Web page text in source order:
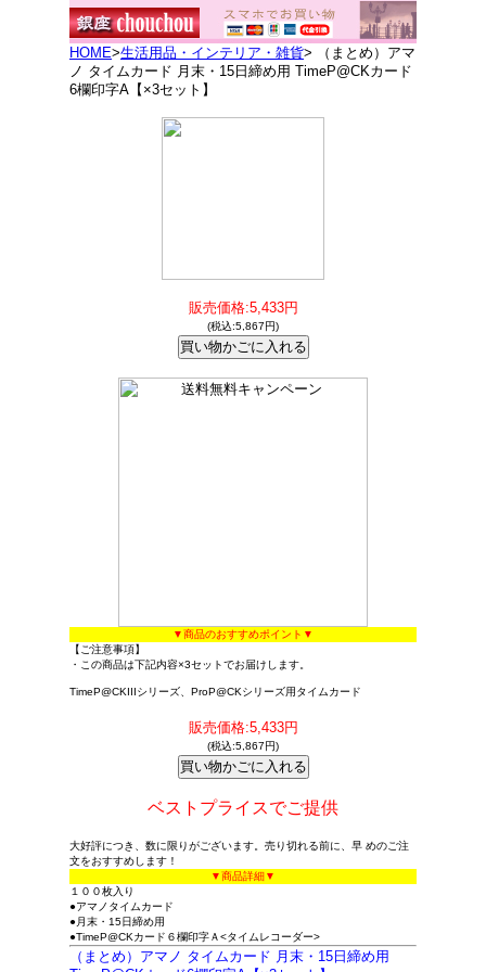
HOME>生活用品・インテリア・雑貨> （まとめ）アマ
ノ タイムカード 月末・15日締め用 TimeP@CKカード
6欄印字A【×3セット】
販売価格:5,433円
(税込:5,867円)
▼商品のおすすめポイント▼
【ご注意事項】
・この商品は下記内容×3セットでお届けします。
TimeP@CKIIIシリーズ、ProP@CKシリーズ用タイムカード
販売価格:5,433円
(税込:5,867円)
ベストプライスでご提供
大好評につき、数に限りがございます。売り切れる前に、早 めのご注
文をおすすめします！
▼商品詳細▼
１００枚入り
●アマノタイムカード
●月末・15日締め用
●TimeP@CKカード６欄印字Ａ<タイムレコーダー>
（まとめ）アマノ タイムカード 月末・15日締め用